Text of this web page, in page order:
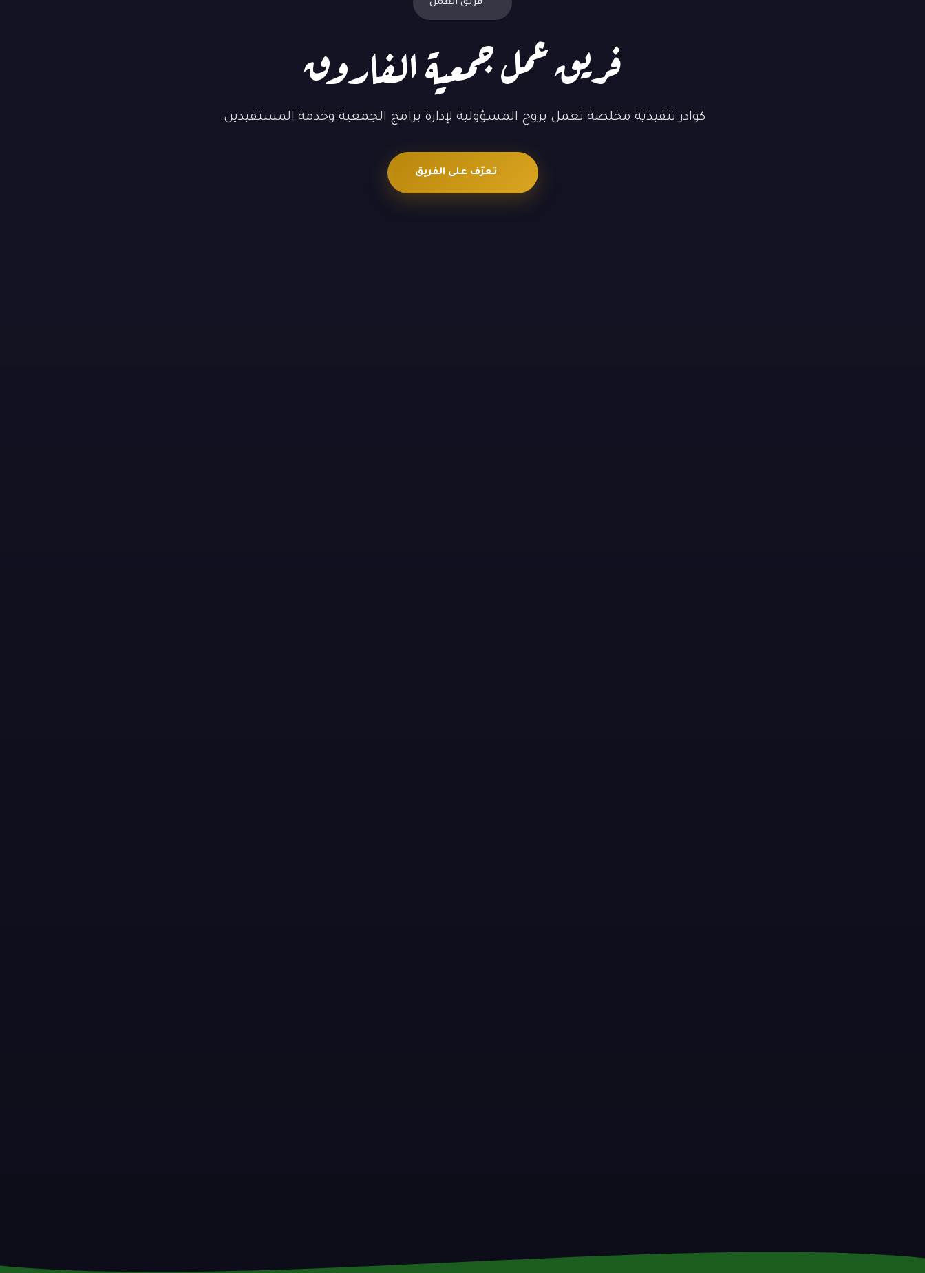
فريق العمل
فريق عمل جمعية الفاروق
كوادر تنفيذية مخلصة تعمل بروح المسؤولية لإدارة برامج الجمعية وخدمة المستفيدين.
تعرّف على الفريق